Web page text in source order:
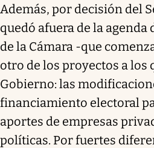
Además, por decisión del
quedó afuera de la
de la Cámara -que
otro de los proyectos a los
Gobierno: las
financiamiento electoral
aportes de empresas
políticas. Por fuertes